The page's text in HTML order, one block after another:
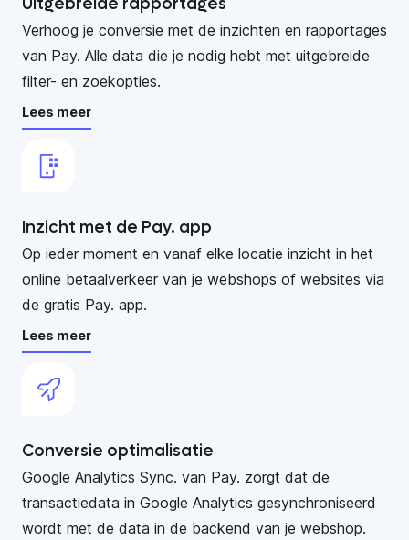
Uitgebreide rapportages
Verhoog je conversie met de inzichten en rapportages
van Pay. Alle data die je nodig hebt met uitgebreide
filter- en zoekopties.
Lees meer
Inzicht met de Pay. app
Op ieder moment en vanaf elke locatie inzicht in het
online betaalverkeer van je webshops of websites via
de gratis Pay. app.
Lees meer
Conversie optimalisatie
Google Analytics Sync. van Pay. zorgt dat de
transactiedata in Google Analytics gesynchroniseerd
wordt met de data in de backend van je webshop.